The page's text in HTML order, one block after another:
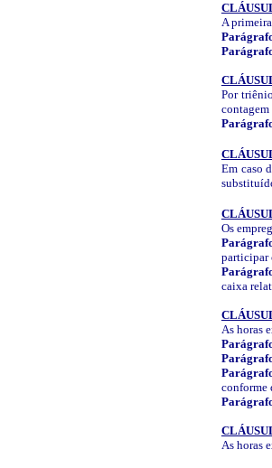
A
Por
contagem
Em caso
Os
participar
caixa
As horas
conforme
As horas